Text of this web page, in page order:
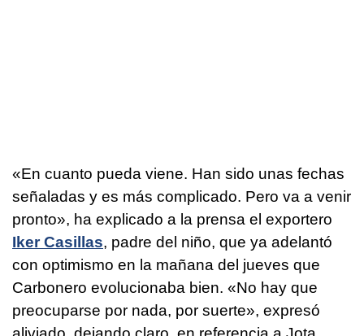
«En cuanto pueda viene. Han sido unas fechas
señaladas y es más complicado. Pero va a venir
pronto», ha explicado a la prensa el exportero
Iker Casillas, padre del niño, que ya adelantó
con optimismo en la mañana del jueves que
Carbonero evolucionaba bien. «No hay que
preocuparse por nada, por suerte», expresó